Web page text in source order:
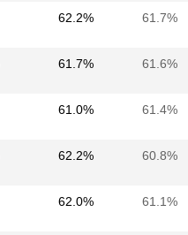
62.2% 61.7%
61.7% 61.6%
61.0% 61.4%
62.2% 60.8%
62.0% 61.1%